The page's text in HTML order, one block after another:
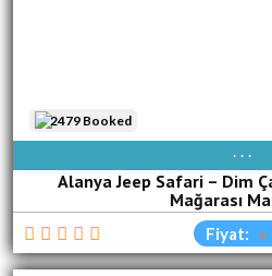
AVAIBLE
Alanya Jeep Safari – Dim
Mağarası
2479 Booked
Fiyat: